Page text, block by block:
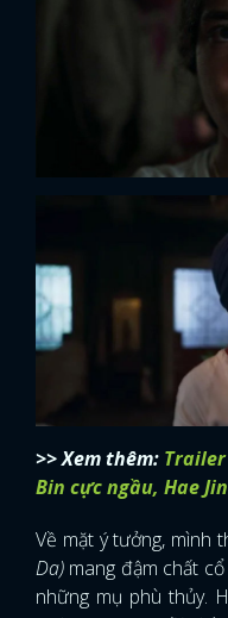
>> Xem thêm: Trailer
Bin cực ngầu, Hae
Về mặt ý tưởng, mình
Da) mang đậm chất
những mụ phù thủy.